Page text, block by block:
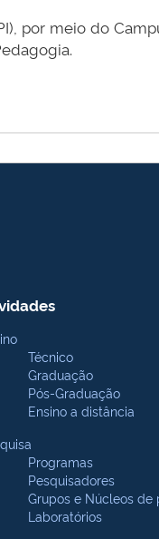
por meio do
Técnico
Graduação
Pós-Graduação
Ensino a distância
Programas
Pesquisadores
Grupos e Núcleos de
Laboratórios